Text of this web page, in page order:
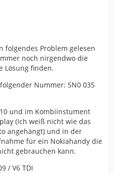
folgendes Problem gelesen
noch nirgendwo die
Lösung finden.
Nummer: 5N0 035
und im Kombiinstument
(Ich weiß nicht wie das
angehängt) und in der
für ein Nokiahandy die
gebrauchen kann.
/ V6 TDI